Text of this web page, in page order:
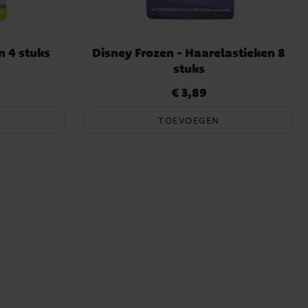
4 stuks
Disney Frozen - Haarelastieken 8
stuks
Prijs:€ 3,89
€ 3,89
TOEVOEGEN